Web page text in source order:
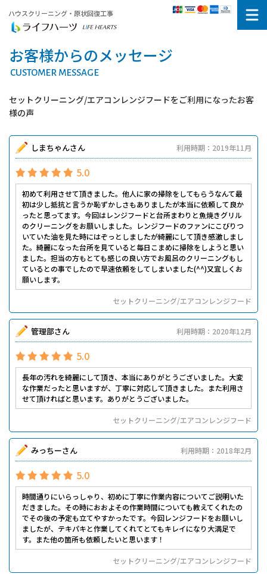
ハウスクリーニング・原状回復工事
お客様からのメッセージ
CUSTOMER MESSAGE
セットクリーニング/エアコンレンジフードをご利用になったお客
様の声
しまちゃんさん 利用時期：2019年11月
5.0
初めて利用させて頂きました。他人に家の掃除をしてもらうなんて最
初は少し抵抗と言うか恥ずかしさもありましたが本当に依頼して良か
ったと思ってます。今回はレンジフードと台所まわりと魚焼きグリル
のクリーニングをお願いしました。レンジフードのファンにこびりつ
いていた油を見た時にはぞっとしましたが綺麗にして頂き感激しまし
た。綺麗になった台所を見ていると毎日こまめに掃除をしようと思い
ました。担当の方もとても感じの良い方でお風呂のクリーニングもし
ているとの事でしたので早速依頼をしてしまいました(^^)又宜しくお
願いします。
セットクリーニング/エアコンレンジフード
管理部さん 利用時期：2020年12月
5.0
長年の汚れを綺麗にして頂き、本当にありがとうございました。大変
な作業だったと思いますが、丁寧に対応して頂きました。また利用さ
せて頂ければと思います。ありがとうございました。
セットクリーニング/エアコンレンジフード
みっちーさん 利用時期：2018年2月
5.0
時間通りにいらっしゃり、初めに丁寧に作業内容についてご説明いた
だきました。その時におおよその作業時間についても教えてくれたの
でその後の予定も立てやすかったです。今回レンジフードをお願いし
ましたが、テキパキと作業してくれてとてもキレイになり大満足で
す。また他の箇所も依頼したいと思います！
セットクリーニング/エアコンレンジフード